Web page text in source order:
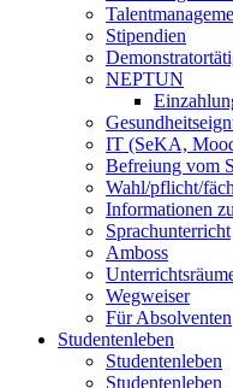
Stipendien
NEPTUN
IT (SeKA,
Befreiung vom
Wahl/pflicht/
Informationen
Sprachunterricht
Amboss
Wegweiser
Für Absolventen
Studentenleben
Studentenleben
Studentenleben